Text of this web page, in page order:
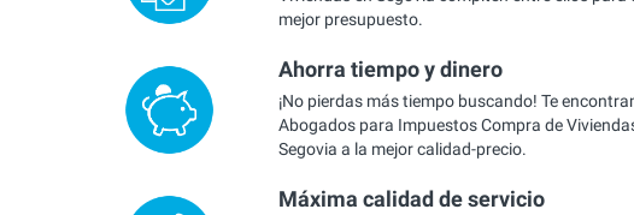
mejor presupuesto.
Ahorra tiempo y dinero
¡No pierdas más tiempo buscando! Te
Abogados para Impuestos Compra de
Segovia a la mejor calidad-precio.
Máxima calidad de servicio